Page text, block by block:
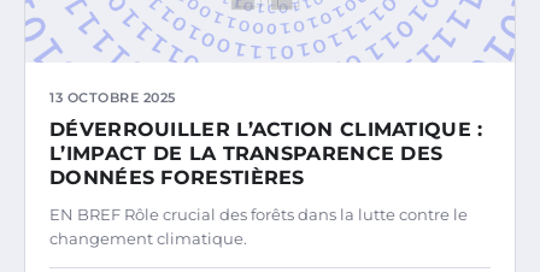
13 OCTOBRE 2025
DÉVERROUILLER L’ACTION CLIMATIQUE :
L’IMPACT DE LA TRANSPARENCE DES
DONNÉES FORESTIÈRES
EN BREF Rôle crucial des forêts dans la lutte contre le
changement climatique.